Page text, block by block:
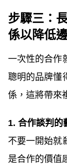
步驟三：
係以降低
一次性的合作
聰明的品牌懂
係，這將帶來
1. 合作談判的
不要一開始就
是合作的價值